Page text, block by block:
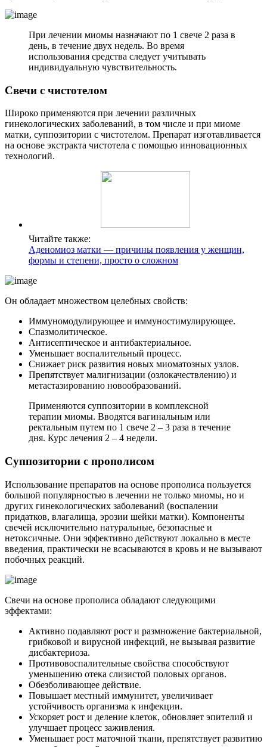
При лечении миомы назначают по 1 свече 2 раза в
день, в течение двух недель. Во время
использования средства следует учитывать
индивидуальную чувствительность.
Свечи с чистотелом
Широко применяются при лечении различных
гинекологических заболеваний, в том числе и при миоме
матки, суппозитории с чистотелом. Препарат изготавливается
на основе экстракта чистотела с помощью инновационных
технологий.
Читайте также:
Аденомиоз матки — причины появления у женщин,
формы и степени, просто о сложном
Он обладает множеством целебных свойств:
Иммуномодулирующее и иммуностимулирующее.
Спазмолитическое.
Антисептическое и антибактериальное.
Уменьшает воспалительный процесс.
Снижает риск развития новых миоматозных узлов.
Препятствует малигнизации (озлокачествлению) и
метастазированию новообразований.
Применяются суппозитории в комплексной
терапии миомы. Вводятся вагинальным или
ректальным путем по 1 свече 2 – 3 раза в течение
дня. Курс лечения 2 – 4 недели.
Суппозитории с прополисом
Использование препаратов на основе прополиса пользуется
большой популярностью в лечении не только миомы, но и
других гинекологических заболеваний (воспалении
придатков, влагалища, эрозии шейки матки). Компоненты
свечей исключительно натуральные, безопасные и
нетоксичные. Они эффективно действуют локально в месте
введения, практически не всасываются в кровь и не вызывают
побочных реакций.
Свечи на основе прополиса обладают следующими
эффектами:
Активно подавляют рост и размножение бактериальной,
грибковой и вирусной инфекций, не вызывая развитие
дисбактериоза.
Противовоспалительные свойства способствуют
уменьшению отека слизистой половых органов.
Обезболивающее действие.
Повышает местный иммунитет, увеличивает
устойчивость организма к инфекции.
Ускоряет рост и деление клеток, обновляет эпителий и
улучшает процесс заживления.
Уменьшает рост маточной ткани, препятствует развитию